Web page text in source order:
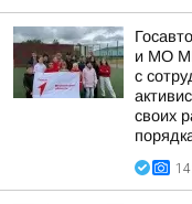
и МО
с
своих